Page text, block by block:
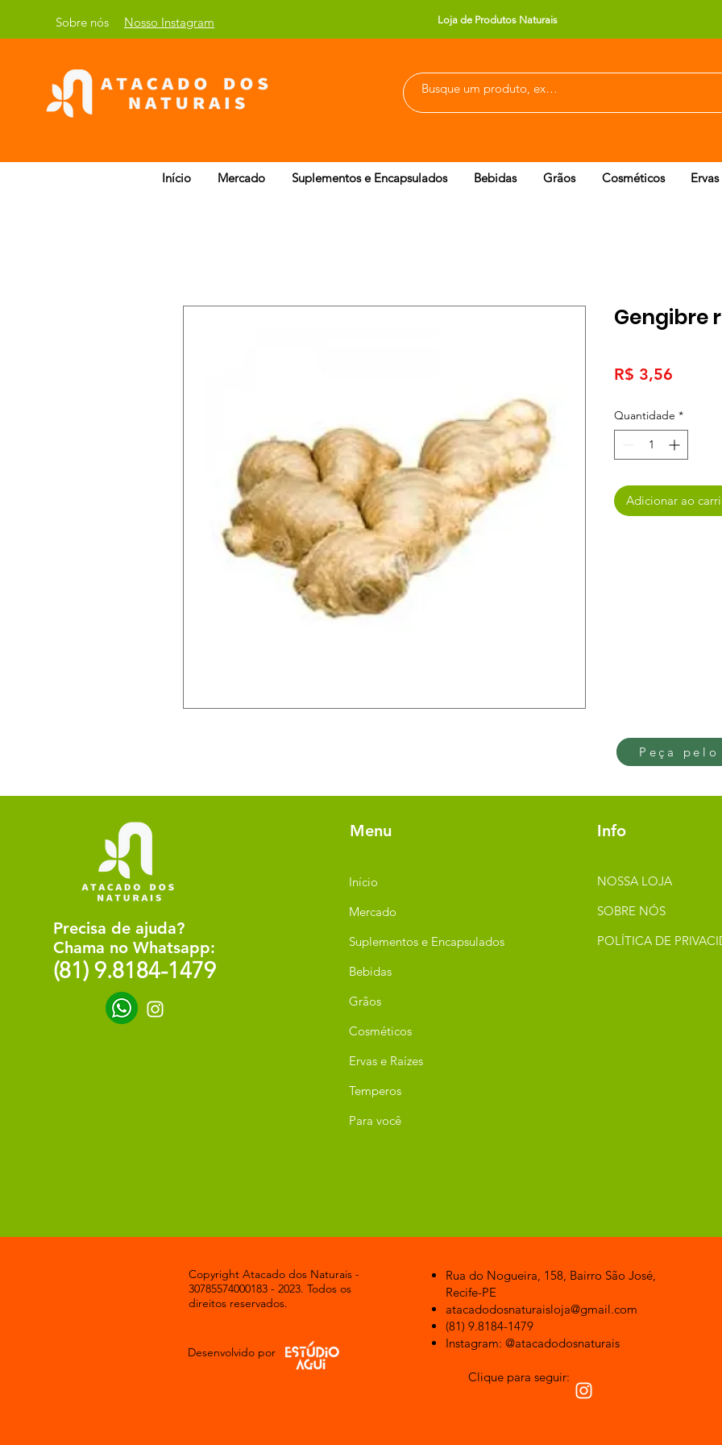
Sobre nós Nosso Instagram Loja de Produtos Naturais
Início Mercado Suplementos e Encapsulados Bebidas Grãos Cosméticos
Gengibre
R$ 3,56
Quantidade *
Adicionar ao
Peça
Precisa de ajuda?
Chama no Whatsapp:
(81) 9.8184-1479
Menu
Início
Mercado
Suplementos e Encapsulados
Bebidas
Grãos
Cosméticos
Ervas e Raízes
Temperos
Para você
Info
NOSSA LOJA
SOBRE NÓS
POLÍTICA DE
Copyright Atacado dos Naturais -
30785574000183 - 2023. Todos os
direitos reservados.
Desenvolvido por
Rua do Nogueira, 158, Bairro São José,
Recife-PE
atacadodosnaturaisloja@gmail.com
(81) 9.8184-1479
Instagram: @atacadodosnaturais
Clique para seguir: